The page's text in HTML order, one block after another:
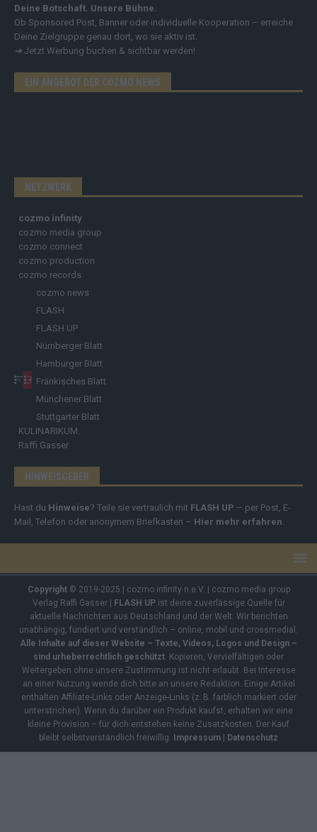
Deine Botschaft. Unsere Bühne.
Ob Sponsored Post, Banner oder individuelle Kooperation – erreiche
Deine Zielgruppe genau dort, wo sie aktiv ist.
➔ Jetzt Werbung buchen & sichtbar werden!
EIN ANGEBOT DER COZMO NEWS
NETZWERK
cozmo infinity
cozmo media group
cozmo connect
cozmo production
cozmo records
cozmo news
FLASH
FLASH UP
Nürnberger Blatt
Hamburger Blatt
Fränkisches Blatt
Münchener Blatt
Stuttgarter Blatt
KULINARIKUM.
Raffi Gasser
HINWEISGEBER
Hast du Hinweise? Teile sie vertraulich mit FLASH UP – per Post, E-
Mail, Telefon oder anonymem Briefkasten – Hier mehr erfahren
Copyright© 2019-2025 | cozmo infinity n.e.V. | cozmo media group
Verlag Raffi Gasser | FLASH UPist deine zuverlässige Quelle für
aktuelle Nachrichten aus Deutschland und der Welt. Wir berichten
unabhängig, fundiert und verständlich – online, mobil und crossmedial.
Alle Inhalte auf dieser Website – Texte, Videos, Logos und Design –
sind urheberrechtlich geschützt. Kopieren, Vervielfältigen oder
Weitergeben ohne unsere Zustimmung ist nicht erlaubt. Bei Interesse
an einer Nutzung wende dich bitte an unsere Redaktion. Einige Artikel
enthalten Affiliate-Links oder Anzeige-Links (z. B. farblich markiert oder
unterstrichen). Wenn du darüber ein Produkt kaufst, erhalten wir eine
kleine Provision – für dich entstehen keine Zusatzkosten. Der Kauf
bleibt selbstverständlich freiwillig. Impressum | Datenschutz